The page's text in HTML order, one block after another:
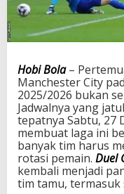
h
Hobi Bola–
Manchester City
2025/2026 bukan
Jadwalnya yang
tepatnya Sabtu, 27
membuat laga ini
banyak tim harus
rotasi pemain. Duel
kembali menjadi
tim tamu,